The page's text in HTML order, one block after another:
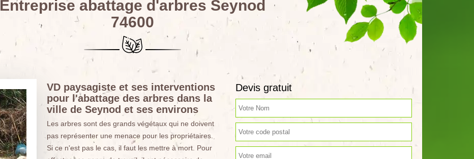
Entreprise abattage d'arbres Seynod
74600
VD paysagiste et ses interventions
pour l'abattage des arbres dans la
ville de Seynod et ses environs
Les arbres sont des grands végétaux qui ne doivent
pas représenter une menace pour les propriétaires.
Si ce n'est pas le cas, il faut les mettre à mort. Pour
Devis gratuit